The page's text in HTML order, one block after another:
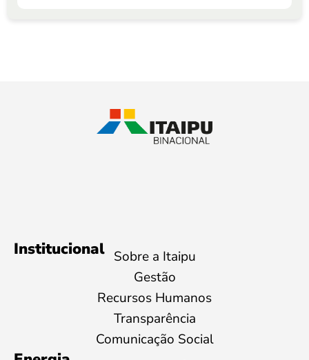
Institucional Sobre a Itaipu
Gestão
Recursos Humanos
Transparência
Comunicação Social